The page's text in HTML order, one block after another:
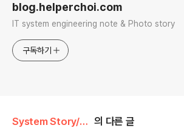
blog.helperchoi.com
IT system engineering note & Photo story
구독하기
System Story/CentOS 5,6 의 다른 글